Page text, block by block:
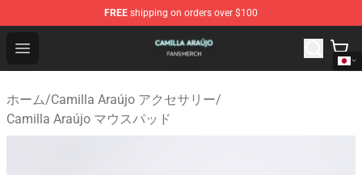
FREE shipping on orders over $100
Open menu
Camilla Araújo Shop - Official Camilla Araújo
ホーム/Camilla Araújo アクセサリー/
Camilla Araújo マウスパッド